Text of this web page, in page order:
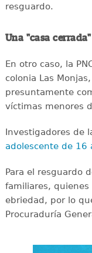
resguardo.
Una "casa cerrada"
En otro caso, la
colonia Las
presuntamente
víctimas menores
Investigadores de
adolescente de 16
Para el resguardo
familiares,
ebriedad, por lo
Procuraduría